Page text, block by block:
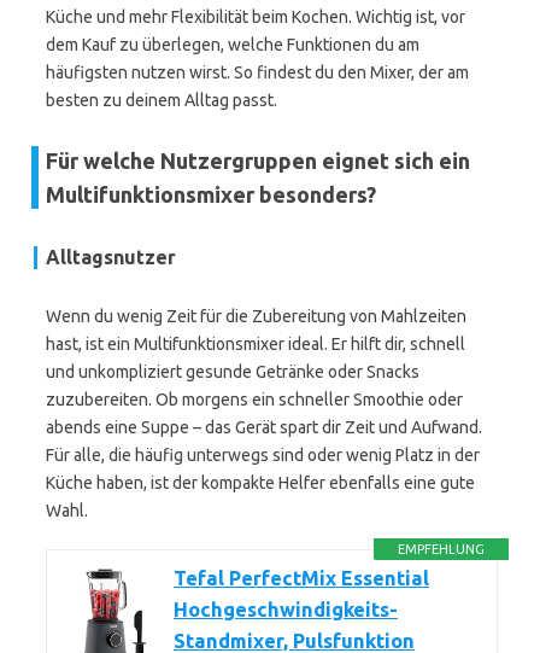
Küche und mehr Flexibilität beim Kochen. Wichtig ist, vor
dem Kauf zu überlegen, welche Funktionen du am
häufigsten nutzen wirst. So findest du den Mixer, der am
besten zu deinem Alltag passt.
Für welche Nutzergruppen eignet sich ein
Multifunktionsmixer besonders?
Alltagsnutzer
Wenn du wenig Zeit für die Zubereitung von Mahlzeiten
hast, ist ein Multifunktionsmixer ideal. Er hilft dir, schnell
und unkompliziert gesunde Getränke oder Snacks
zuzubereiten. Ob morgens ein schneller Smoothie oder
abends eine Suppe – das Gerät spart dir Zeit und Aufwand.
Für alle, die häufig unterwegs sind oder wenig Platz in der
Küche haben, ist der kompakte Helfer ebenfalls eine gute
Wahl.
EMPFEHLUNG
Tefal PerfectMix Essential
Hochgeschwindigkeits-
Standmixer, Pulsfunktion